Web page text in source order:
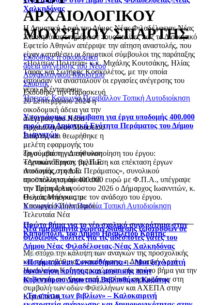
Χαλκηδόνας
Η Δημοτική Αρχή του Δήμος Νέας Φιλαδέλφειας-Νέας
Χαλκηδόνας ενημέρωσε τους πολίτες πως το Διοικητικό
Εφετείο Αθηνών απέρριψε την αίτηση αναστολής, που
είχαν καταθέσει οι δημοτικοί σύμβουλοι της παράταξης
«Πολιτών Πολιτεία» κ.κ. Μιχάλης Κουτσάκης, Ηλίας
Τάφας και Σωτήρης Κοσκολέτος, με την οποία
ζητούσαν να ανασταλούν οι εργασίες ανέγερσης του
νέου «Κένταυρου».
ΉπειροςΚοινωνίαΠεριβάλλον Τοπική Αυτοδιοίκηση
Υπογράφηκε η σύμβαση για έργα υποδομής 400.000
ευρώ στη Δημοτική Ενότητα Περάματος του Δήμου
Ιωαννιτών
Τη σύμβαση για την υλοποίηση του έργου:
«Αποκατάσταση, βελτίωση και επέκταση έργων
υποδομής στη Δ.Ε. Περάματος», συνολικού
προϋπολογισμού 400.000 ευρώ με Φ.Π.Α., υπέγραψε
την Τρίτη 4 Αυγούστου 2026 ο Δήμαρχος Ιωαννιτών, κ.
Θωμάς Μπέγκας, με τον ανάδοχο του έργου.
ΚοινωνίαΚρήτηΠαιδεία Τοπική Αυτοδιοίκηση
Πρώτο βήμα για το νέο σχολικό συγκρότημα στην
Κηπούπολη, του Δήμου Ηρακλείου Κρήτης
Με στόχο την κάλυψη των αναγκών της προσχολικής
και πρωτοβάθμιας εκπαίδευσης, η Δημοτική Αρχή
Ηρακλείου Κρήτης προχώρησε στο πρώτο βήμα για την
απόκτηση ακινήτου επτά, περίπου, στρεμμάτων στη
συμβολή των οδών Φιλελλήνων και ΑΧΕΠΑ στην
Κηπούπολη.
ΑΡΧΑΙΟΛΟΓΙΚΟΥ
ΜΟΥΣΕΙΟΥ ΣΠΑΡΤΗΣ
Εκδόθηκε η οικοδομική
άδεια ανέγερσης του Νέου
Αρχαιολογικού Μουσείου
Σπάρτης
Εκδόθηκε την Παρασκευή
20 Σεπτεμβρίου 2024 η
οικοδομική άδεια για την
ανέγερση του Νέου
Αρχαιολογικού Μουσείου
Σπάρτης και θεωρήθηκε η
μελέτη εφαρμογής του
έργου από την Διεύθυνση
Τεχνικών Έργων της Π.Ε.
Λακωνίας, η οποία
αποστέλλεται άμεσα από
την Περιφέρεια
Πελοποννήσου στο
Υπουργείο Πολιτισμού.
Τελευταία Νέα
Νέα ημερομηνία δωρεάν διάθεσης ζωοτροφών σε
φιλόζωους πολίτες για τις αδέσποτες γάτες του
Δήμου Νέας Φιλαδέλφειας-Νέας Χαλκηδόνας
Δημοσιεύτηκε: 6 Αυγούστου 2026
«Ποιήματα και Συναισθήματα» – Μια ξεχωριστή
συνάντηση ποίησης και μουσικής στην
Κοβεντάρειο Δημοτική Βιβλιοθήκη Κοζάνης
Δημοσιεύτηκε: 6 Αυγούστου 2026
«Τα σπίτια των βιβλίων» – Καλοκαιρινή